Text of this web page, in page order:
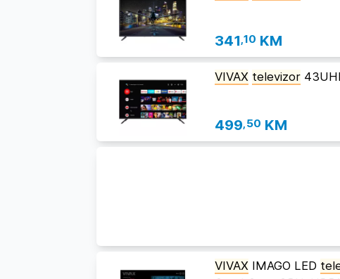
341,10 KM
VIVAX televizor
499,50 KM
VIVAX IMAGO LED